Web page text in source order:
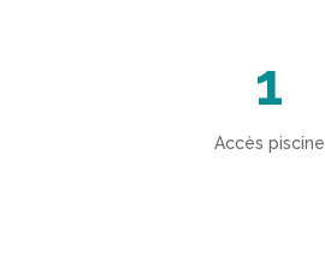
1
Accès piscine